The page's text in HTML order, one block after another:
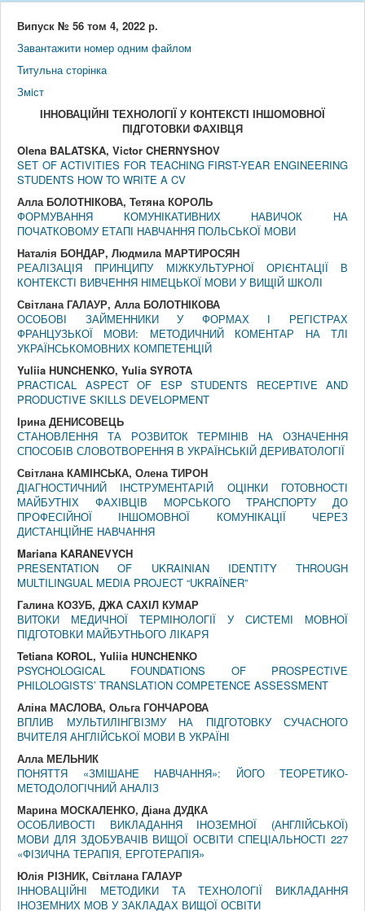
Випуск № 56 том 4, 2022 р.
Завантажити номер одним файлом
Титульна сторінка
Змiст
IННОВАЦIЙНI ТЕХНОЛОГIЇ У КОНТЕКСТI IНШОМОВНОЇ
ПIДГОТОВКИ ФАХIВЦЯ
Olena BALATSKA, Victor CHERNYSHOV
SET OF ACTIVITIES FOR TEACHING FIRST-YEAR ENGINEERING
STUDENTS HOW TO WRITE A CV
Алла БОЛОТНІКОВА, Тетяна КОРОЛЬ
ФОРМУВАННЯ КОМУНІКАТИВНИХ НАВИЧОК НА
ПОЧАТКОВОМУ ЕТАПІ НАВЧАННЯ ПОЛЬСЬКОЇ МОВИ
Наталія БОНДАР, Людмила МАРТИРОСЯН
РЕАЛІЗАЦІЯ ПРИНЦИПУ МІЖКУЛЬТУРНОЇ ОРІЄНТАЦІЇ В
КОНТЕКСТІ ВИВЧЕННЯ НІМЕЦЬКОЇ МОВИ У ВИЩІЙ ШКОЛІ
Світлана ГАЛАУР, Алла БОЛОТНІКОВА
ОСОБОВІ ЗАЙМЕННИКИ У ФОРМАХ І РЕГІСТРАХ
ФРАНЦУЗЬКОЇ МОВИ: МЕТОДИЧНИЙ КОМЕНТАР НА ТЛІ
УКРАЇНСЬКОМОВНИХ КОМПЕТЕНЦІЙ
Yuliia HUNCHENKO, Yulia SYROTA
PRACTICAL ASPECT OF ESP STUDENTS RECEPTIVE AND
PRODUCTIVE SKILLS DEVELOPMENT
Ірина ДЕНИСОВЕЦЬ
СТАНОВЛЕННЯ ТА РОЗВИТОК ТЕРМІНІВ НА ОЗНАЧЕННЯ
СПОСОБІВ СЛОВОТВОРЕННЯ В УКРАЇНСЬКІЙ ДЕРИВАТОЛОГІЇ
Світлана КАМІНСЬКА, Олена ТИРОН
ДІАГНОСТИЧНИЙ ІНСТРУМЕНТАРІЙ ОЦІНКИ ГОТОВНОСТІ
МАЙБУТНІХ ФАХІВЦІВ МОРСЬКОГО ТРАНСПОРТУ ДО
ПРОФЕСІЙНОЇ ІНШОМОВНОЇ КОМУНІКАЦІЇ ЧЕРЕЗ
ДИСТАНЦІЙНЕ НАВЧАННЯ
Mariana KARANEVYCH
PRESENTATION OF UKRAINIAN IDENTITY THROUGH
MULTILINGUAL MEDIA PROJECT “UKRAЇNER”
Галина КОЗУБ, ДЖА САХІЛ КУМАР
ВИТОКИ МЕДИЧНОЇ ТЕРМІНОЛОГІЇ У СИСТЕМІ МОВНОЇ
ПІДГОТОВКИ МАЙБУТНЬОГО ЛІКАРЯ
Tetiana KOROL, Yuliia HUNCHENKO
PSYCHOLOGICAL FOUNDATIONS OF PROSPECTIVE
PHILOLOGISTS’ TRANSLATION COMPETENCE ASSESSMENT
Аліна МАСЛОВА, Ольга ГОНЧАРОВА
ВПЛИВ МУЛЬТИЛІНГВІЗМУ НА ПІДГОТОВКУ СУЧАСНОГО
ВЧИТЕЛЯ АНГЛІЙСЬКОЇ МОВИ В УКРАЇНІ
Алла МЕЛЬНИК
ПОНЯТТЯ «ЗМІШАНЕ НАВЧАННЯ»: ЙОГО ТЕОРЕТИКО-
МЕТОДОЛОГІЧНИЙ АНАЛІЗ
Марина МОСКАЛЕНКО, Діана ДУДКА
ОСОБЛИВОСТІ ВИКЛАДАННЯ ІНОЗЕМНОЇ (АНГЛІЙСЬКОЇ)
МОВИ ДЛЯ ЗДОБУВАЧІВ ВИЩОЇ ОСВІТИ СПЕЦІАЛЬНОСТІ 227
«ФІЗИЧНА ТЕРАПІЯ, ЕРГОТЕРАПІЯ»
Юлія РІЗНИК, Світлана ГАЛАУР
ІННОВАЦІЙНІ МЕТОДИКИ ТА ТЕХНОЛОГІЇ ВИКЛАДАННЯ
ІНОЗЕМНИХ МОВ У ЗАКЛАДАХ ВИЩОЇ ОСВІТИ